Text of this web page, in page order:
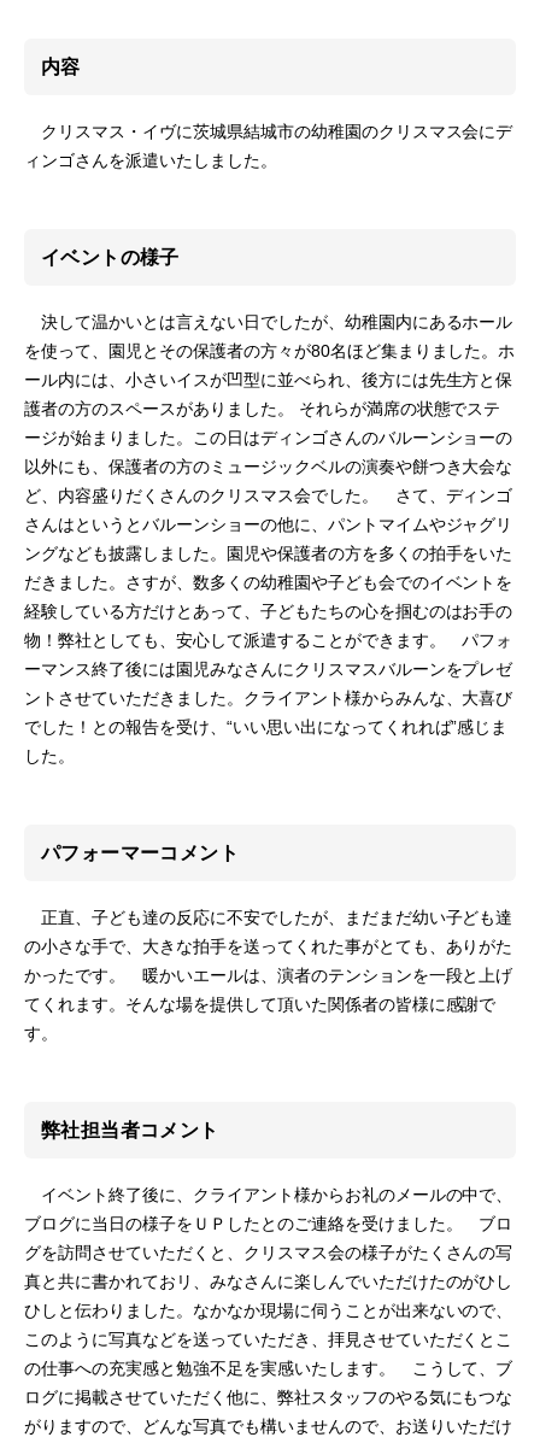
内容
クリスマス・イヴに茨城県結城市の幼稚園のクリスマス会にデ
ィンゴさんを派遣いたしました。
イベントの様子
決して温かいとは言えない日でしたが、幼稚園内にあるホール
を使って、園児とその保護者の方々が80名ほど集まりました。ホ
ール内には、小さいイスが凹型に並べられ、後方には先生方と保
護者の方のスペースがありました。 それらが満席の状態でステ
ージが始まりました。この日はディンゴさんのバルーンショーの
以外にも、保護者の方のミュージックベルの演奏や餅つき大会な
ど、内容盛りだくさんのクリスマス会でした。 さて、ディンゴ
さんはというとバルーンショーの他に、パントマイムやジャグリ
ングなども披露しました。園児や保護者の方を多くの拍手をいた
だきました。さすが、数多くの幼稚園や子ども会でのイベントを
経験している方だけとあって、子どもたちの心を掴むのはお手の
物！弊社としても、安心して派遣することができます。 パフォ
ーマンス終了後には園児みなさんにクリスマスバルーンをプレゼ
ントさせていただきました。クライアント様からみんな、大喜び
でした！との報告を受け、“いい思い出になってくれれば”感じま
した。
パフォーマーコメント
正直、子ども達の反応に不安でしたが、まだまだ幼い子ども達
の小さな手で、大きな拍手を送ってくれた事がとても、ありがた
かったです。 暖かいエールは、演者のテンションを一段と上げ
てくれます。そんな場を提供して頂いた関係者の皆様に感謝で
す。
弊社担当者コメント
イベント終了後に、クライアント様からお礼のメールの中で、
ブログに当日の様子をＵＰしたとのご連絡を受けました。 ブロ
グを訪問させていただくと、クリスマス会の様子がたくさんの写
真と共に書かれておリ、みなさんに楽しんでいただけたのがひし
ひしと伝わりました。なかなか現場に伺うことが出来ないので、
このように写真などを送っていただき、拝見させていただくとこ
の仕事への充実感と勉強不足を実感いたします。 こうして、ブ
ログに掲載させていただく他に、弊社スタッフのやる気にもつな
がりますので、どんな写真でも構いませんので、お送りいただけ